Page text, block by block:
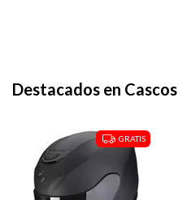
Destacados en Cascos
GRATIS